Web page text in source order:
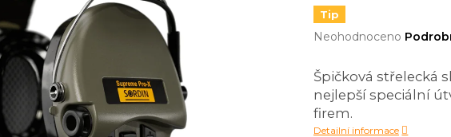
Tip
Průměrné
produktu
je
0,0
z
5
Neohodnoceno
Špičková střelecká
nejlepší speciální
firem.
Detailní informace